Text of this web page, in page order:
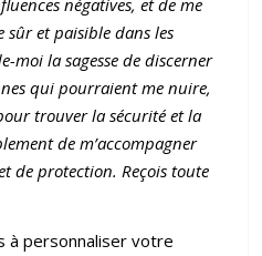
négatives, et de me
et paisible dans les
moi la sagesse de discerner
qui pourraient me nuire,
trouver la sécurité et la
de m’accompagner
de protection. Reçois toute
à personnaliser votre